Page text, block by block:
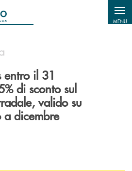
MENU
entro il 31
di sconto sul
valido su
dicembre